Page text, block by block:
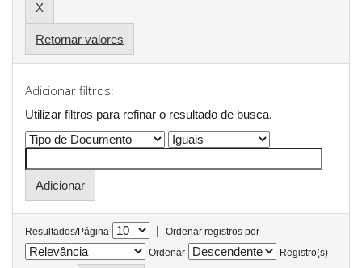
Retornar valores
Adicionar filtros:
Utilizar filtros para refinar o resultado de busca.
Resultados/Página |
Ordenar registros por
Ordenar
Registro(s)